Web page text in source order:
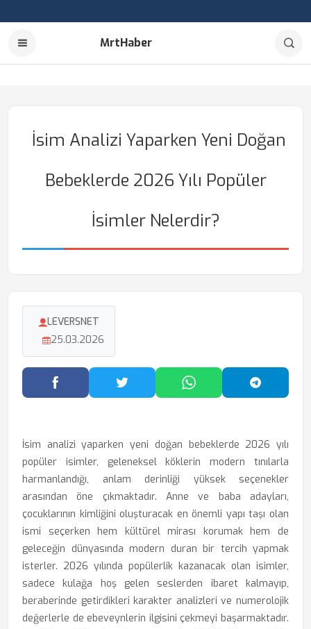
MrtHaber
İsim Analizi Yaparken Yeni Doğan
Bebeklerde 2026 Yılı Popüler
İsimler Nelerdir?
LEVERSNET
25.03.2026
Facebook'ta PaylaşTwitter'da PaylaşWhatsApp'ta Paylaş
İsim analizi yaparken yeni doğan bebeklerde 2026 yılı
popüler isimler, geleneksel köklerin modern tınılarla
harmanlandığı, anlam derinliği yüksek seçenekler
arasından öne çıkmaktadır. Anne ve baba adayları,
çocuklarının kimliğini oluşturacak en önemli yapı taşı olan
ismi seçerken hem kültürel mirası korumak hem de
geleceğin dünyasında modern duran bir tercih yapmak
isterler. 2026 yılında popülerlik kazanacak olan isimler,
sadece kulağa hoş gelen seslerden ibaret kalmayıp,
beraberinde getirdikleri karakter analizleri ve numerolojik
değerlerle de ebeveynlerin ilgisini çekmeyi başarmaktadır.